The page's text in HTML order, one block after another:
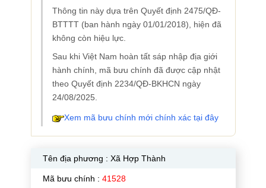
Thông tin này dựa trên Quyết định 2475/QĐ-
BTTTT (ban hành ngày 01/01/2018), hiện đã
không còn hiệu lực.
Sau khi Việt Nam hoàn tất sáp nhập địa giới
hành chính, mã bưu chính đã được cập nhật
theo Quyết định 2234/QĐ-BKHCN ngày
24/08/2025.
Xem mã bưu chính mới chính xác tại đây
Tên địa phương : Xã Hợp Thành
Mã bưu chính : 41528